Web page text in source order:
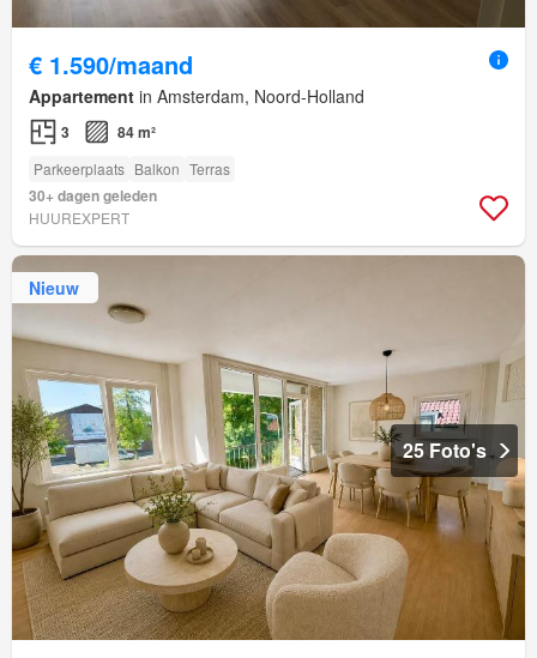
€ 1.590/maand
Appartement in Amsterdam, Noord-Holland
3 84 m²
Parkeerplaats Balkon Terras
30+ dagen geleden
HUUREXPERT
Nieuw
25 Foto's